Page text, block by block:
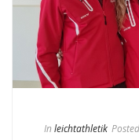
In leichtathletik Posted